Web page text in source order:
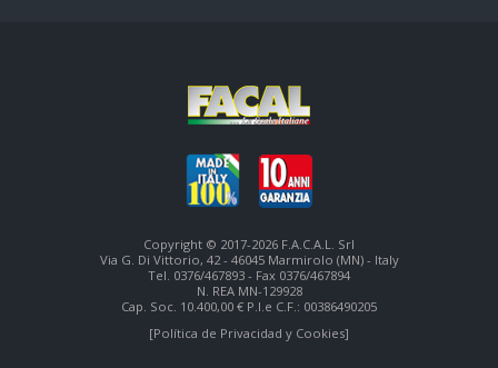
Copyright © 2017-2026 F.A.C.A.L. Srl
Via G. Di Vittorio, 42 - 46045 Marmirolo (MN) - Italy
Tel. 0376/467893 - Fax 0376/467894
N. REA MN-129928
Cap. Soc. 10.400,00 € P.I.e C.F.: 00386490205
[Política de Privacidad y Cookies]